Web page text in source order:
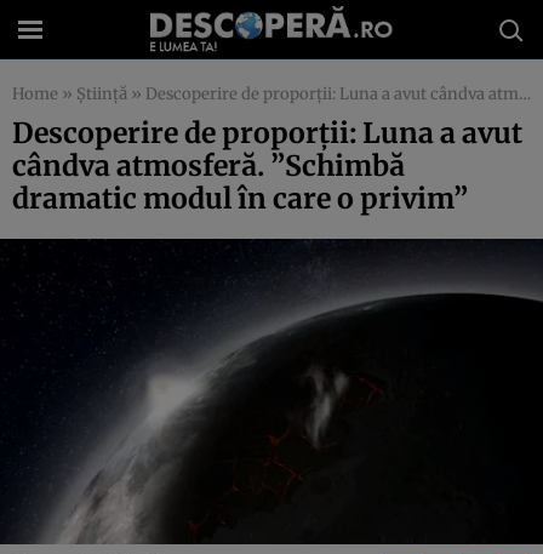
Home » Știință » Descoperire de proporţii: Luna a avut cândva atmosferă. ”Schimbă dramatic modul în care o privim”
Descoperire de proporţii: Luna a avut
cândva atmosferă. ”Schimbă
dramatic modul în care o privim”